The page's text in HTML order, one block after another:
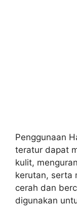
Penggunaan
teratur dapat
kulit,
kerutan, serta
cerah dan
digunakan